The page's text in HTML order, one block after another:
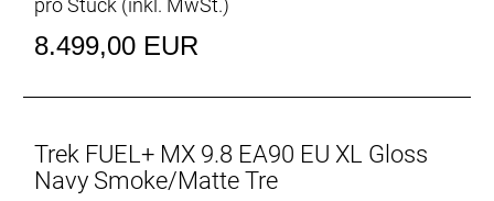
schon bei geringeren Trittfrequenzen an, um dich
früher kraftvoll zu pushen. Außerdem beeindruckt
der 580-Wh-Akku durch seine Effizienz und hohe
Der neue Rahmen des Fuel+ bietet genügend Platz
für den Range Extender Zusatzakku, langhubige
pro Stück (inkl. MwSt.)
8.499,00 EUR
Trek FUEL+ MX 9.8 EA90 EU XL Gloss
Navy Smoke/Matte Tre